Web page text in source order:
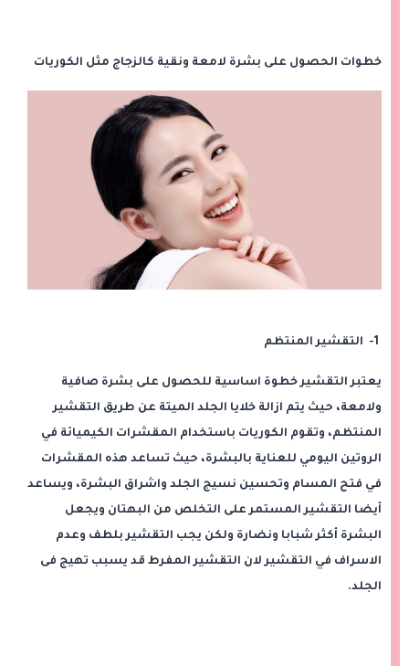
خطوات الحصول على بشرة لامعة ونقية كالزجاج مثل الكوريات
يعتبر التقشير خطوة اساسية للحصول على بشرة صافية
ولامعة، حيث يتم ازالة خلايا الجلد الميتة عن طريق التقشير
المنتظم، وتقوم الكوريات باستخدام المقشرات الكيميائة في
الروتين اليومي للعناية بالبشرة، حيث تساعد هذه المقشرات
في فتح المسام وتحسين نسيج الجلد واشراق البشرة، ويساعد
أيضا التقشير المستمر على التخلص من البهتان ويجعل
البشرة أكثر شبابا ونضارة ولكن يجب التقشير بلطف وعدم
الاسراف في التقشير لان التقشير المفرط قد يسبب تهيج فى
الجلد.